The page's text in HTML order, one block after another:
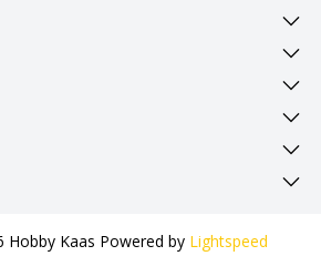
Hobby Kaas Powered by Lightspeed